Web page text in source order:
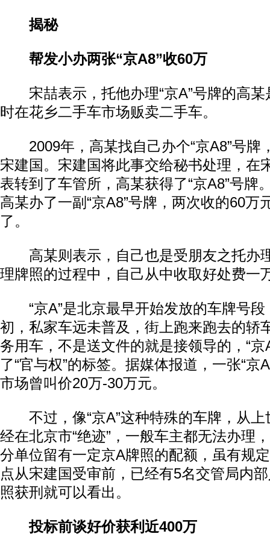
揭秘
帮发小办两张“京A8”收60万
宋喆表示，托他办理“京A”号牌的高某
时在花乡二手车市场贩卖二手车。
2009年，高某找自己办个“京A8”号牌
宋建国。宋建国将此事交给秘书处理，在
表转到了车管所，高某获得了“京A8”号牌
高某办了一副“京A8”号牌，两次收的60万
了。
高某则表示，自己也是受朋友之托办理
理牌照的过程中，自己从中收取好处费一
“京A”是北京最早开始发放的车牌号段
初，私家车远未普及，街上跑来跑去的轿
务用车，不是送文件的就是接领导的，“京
了“官与权”的标签。据媒体报道，一张“京
市场曾叫价20万-30万元。
不过，像“京A”这种特殊的车牌，从上
经在北京市“绝迹”，一般车主都无法办理
分单位留有一定京A牌照的配额，虽有规
点从宋建国受审前，已经有5名交管局内
照获刑就可以看出。
投标前谈好价获利近400万